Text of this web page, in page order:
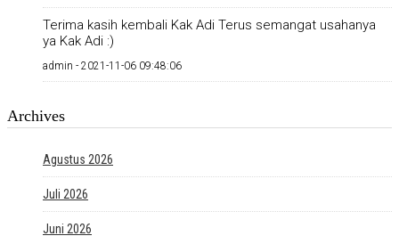
Terima kasih kembali Kak Adi Terus semangat usahanya
ya Kak Adi :)
admin - 2021-11-06 09:48:06
Archives
Agustus 2026
Juli 2026
Juni 2026